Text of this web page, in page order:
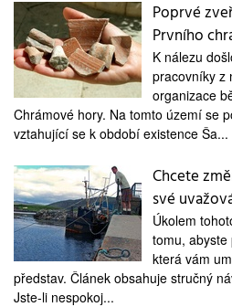
Poprvé
Prvního
K nálezu
pracovníky z
organizace
Chrámové hory. Na tomto území se
vztahující se k období existence Ša...
Chcete
své
Úkolem
tomu, abyste
která vám
představ. Článek obsahuje stručný
Jste-li nespokoj...